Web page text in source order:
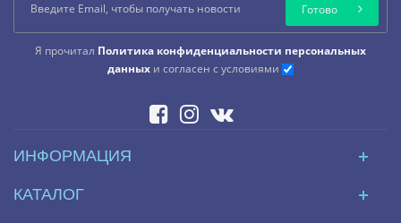
Я прочитал Политика конфиденциальности персональных
данных и согласен с условиями
Готово
ИНФОРМАЦИЯ
КАТАЛОГ